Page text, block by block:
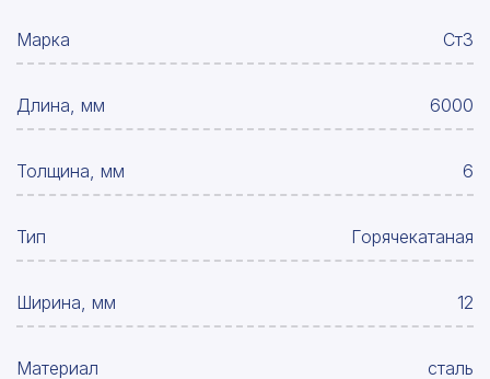
Марка Ст3
Длина, мм 6000
Толщина, мм 6
Тип Горячекатаная
Ширина, мм 12
Материал сталь